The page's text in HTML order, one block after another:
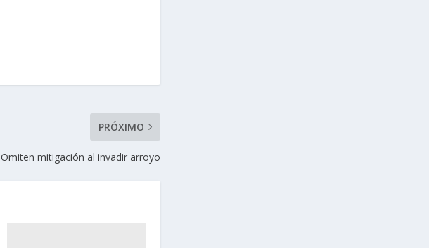
PRÓXIMO
Omiten mitigación al invadir arroyo